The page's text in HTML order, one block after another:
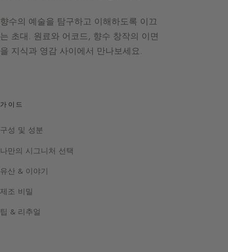
향수의 예술을 탐구하고 이해하도록 이끄
는 초대. 원료와 어코드, 향수 창작의 이면
을 지식과 영감 사이에서 만나보세요.
가이드
구성 및 성분
나만의 시그니처 선택
유산 & 이야기
제조 비밀
팁 & 리추얼